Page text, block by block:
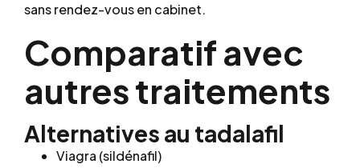
sans rendez-vous en cabinet.
Comparatif avec
autres traitements
Alternatives au tadalafil
Viagra (sildénafil)